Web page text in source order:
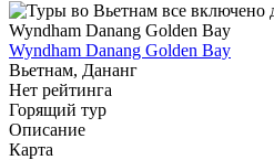
Wyndham Danang Golden Bay
Вьетнам, Дананг
Нет рейтинга
Горящий тур
Описание
Карта